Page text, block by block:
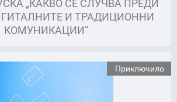
„КАКВО СЕ СЛУЧВА ПРЕДИ
И ТРАДИЦИОННИ
КОМУНИКАЦИИ“
Приключило